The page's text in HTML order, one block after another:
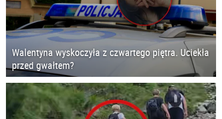
Walentyna wyskoczyła z czwartego piętra. Uciekła
przed gwałtem?